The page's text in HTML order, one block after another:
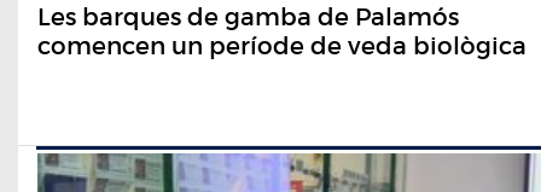
Les barques de gamba de Palamós
comencen un període de veda biològica